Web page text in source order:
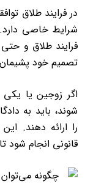
در فرایند طلاق
شرایط خاصی
فرایند طلاق و
تصمیم خود
اگر زوجین یا
شوند، باید به
را ارائه دهند.
قانونی انجام شود